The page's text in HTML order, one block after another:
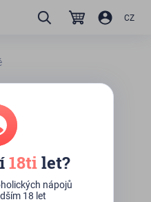
CZ
Noir, výběr z
9ks(Kateřinská 492/10,
18tilet?
nápojů
18 let